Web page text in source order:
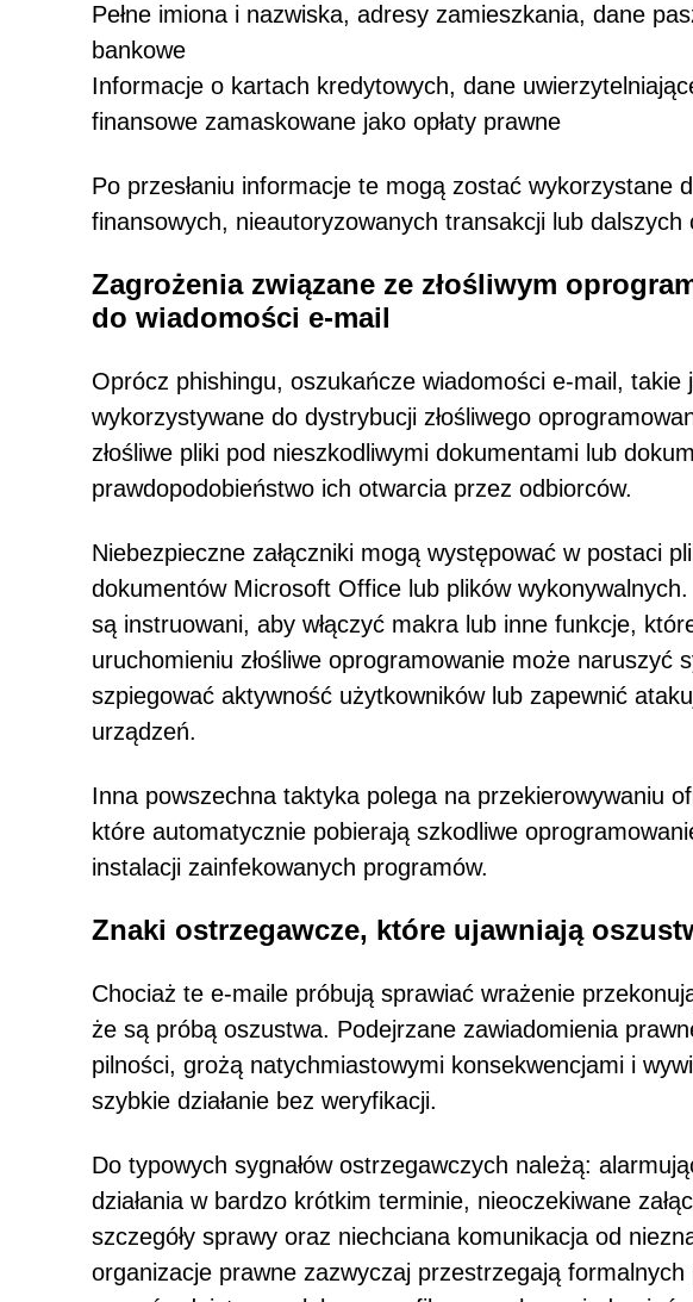
Pełne imiona i nazwiska, adresy zamieszkania, dane
bankowe
Informacje o kartach kredytowych, dane
finansowe zamaskowane jako opłaty prawne
Po przesłaniu informacje te mogą zostać wykorzystane
finansowych, nieautoryzowanych transakcji lub dalszych
Zagrożenia związane ze złośliwym
do wiadomości e-mail
Oprócz phishingu, oszukańcze wiadomości e-mail,
wykorzystywane do dystrybucji złośliwego
złośliwe pliki pod nieszkodliwymi dokumentami lub
prawdopodobieństwo ich otwarcia przez odbiorców.
Niebezpieczne załączniki mogą występować w postaci
dokumentów Microsoft Office lub plików
są instruowani, aby włączyć makra lub inne funkcje,
uruchomieniu złośliwe oprogramowanie może naruszyć
szpiegować aktywność użytkowników lub zapewnić
urządzeń.
Inna powszechna taktyka polega na przekierowywaniu
które automatycznie pobierają szkodliwe
instalacji zainfekowanych programów.
Znaki ostrzegawcze, które ujawniają
Chociaż te e-maile próbują sprawiać wrażenie
że są próbą oszustwa. Podejrzane zawiadomienia
pilności, grożą natychmiastowymi konsekwencjami i
szybkie działanie bez weryfikacji.
Do typowych sygnałów ostrzegawczych należą:
działania w bardzo krótkim terminie, nieoczekiwane
szczegóły sprawy oraz niechciana komunikacja od
organizacje prawne zazwyczaj przestrzegają